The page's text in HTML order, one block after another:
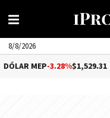
8/8/2026
MEP-3.28%$1,529.31